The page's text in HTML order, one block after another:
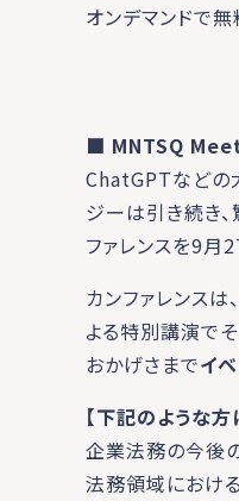
オンデマンドで無
■ MNTSQ
ChatGPTなどの
ジーは引き続き
ファレンスを9月
カンファレンス
よる特別講演で
おかげさまでイ
【下記のような方
企業法務の今後
法務領域におけ